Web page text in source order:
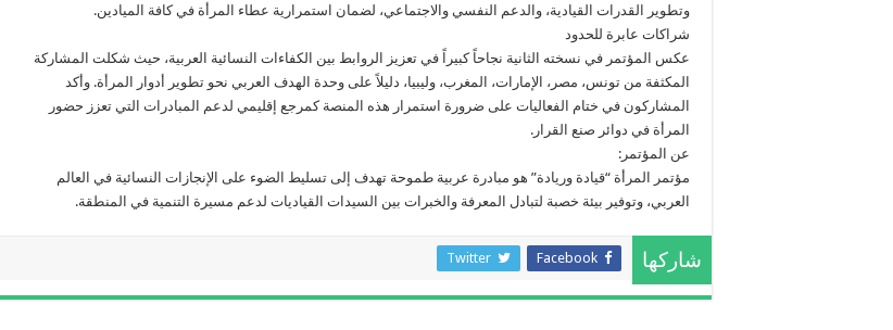
وتطوير القدرات القيادية، والدعم النفسي والاجتماعي، لضمان استمرارية عطاء المرأة في كافة الميادين.
شراكات عابرة للحدود
عكس المؤتمر في نسخته الثانية نجاحاً كبيراً في تعزيز الروابط بين الكفاءات النسائية العربية، حيث شكلت المشاركة
المكثفة من تونس، مصر، الإمارات، المغرب، وليبيا، دليلاً على وحدة الهدف العربي نحو تطوير أدوار المرأة. وأكد
المشاركون في ختام الفعاليات على ضرورة استمرار هذه المنصة كمرجع إقليمي لدعم المبادرات التي تعزز حضور
المرأة في دوائر صنع القرار.
عن المؤتمر:
مؤتمر المرأة “قيادة وريادة” هو مبادرة عربية طموحة تهدف إلى تسليط الضوء على الإنجازات النسائية في العالم
العربي، وتوفير بيئة خصبة لتبادل المعرفة والخبرات بين السيدات القياديات لدعم مسيرة التنمية في المنطقة.
شاركها Facebook
Twitter